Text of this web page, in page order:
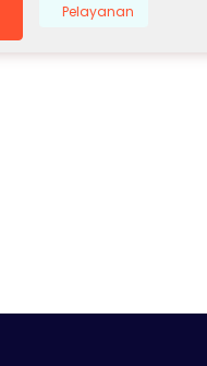
Pelayanan